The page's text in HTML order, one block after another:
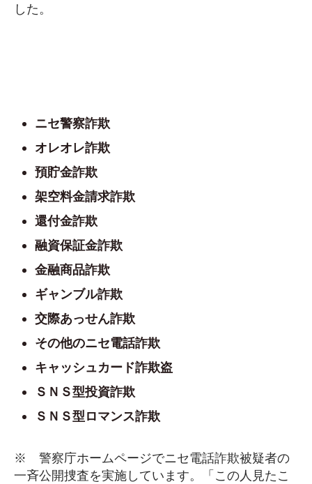
した。
ニセ警察詐欺
オレオレ詐欺
預貯金詐欺
架空料金請求詐欺
還付金詐欺
融資保証金詐欺
金融商品詐欺
ギャンブル詐欺
交際あっせん詐欺
その他のニセ電話詐欺
キャッシュカード詐欺盗
ＳＮＳ型投資詐欺
ＳＮＳ型ロマンス詐欺
※ 警察庁ホームページでニセ電話詐欺被疑者の
一斉公開捜査を実施しています。「この人見たこ